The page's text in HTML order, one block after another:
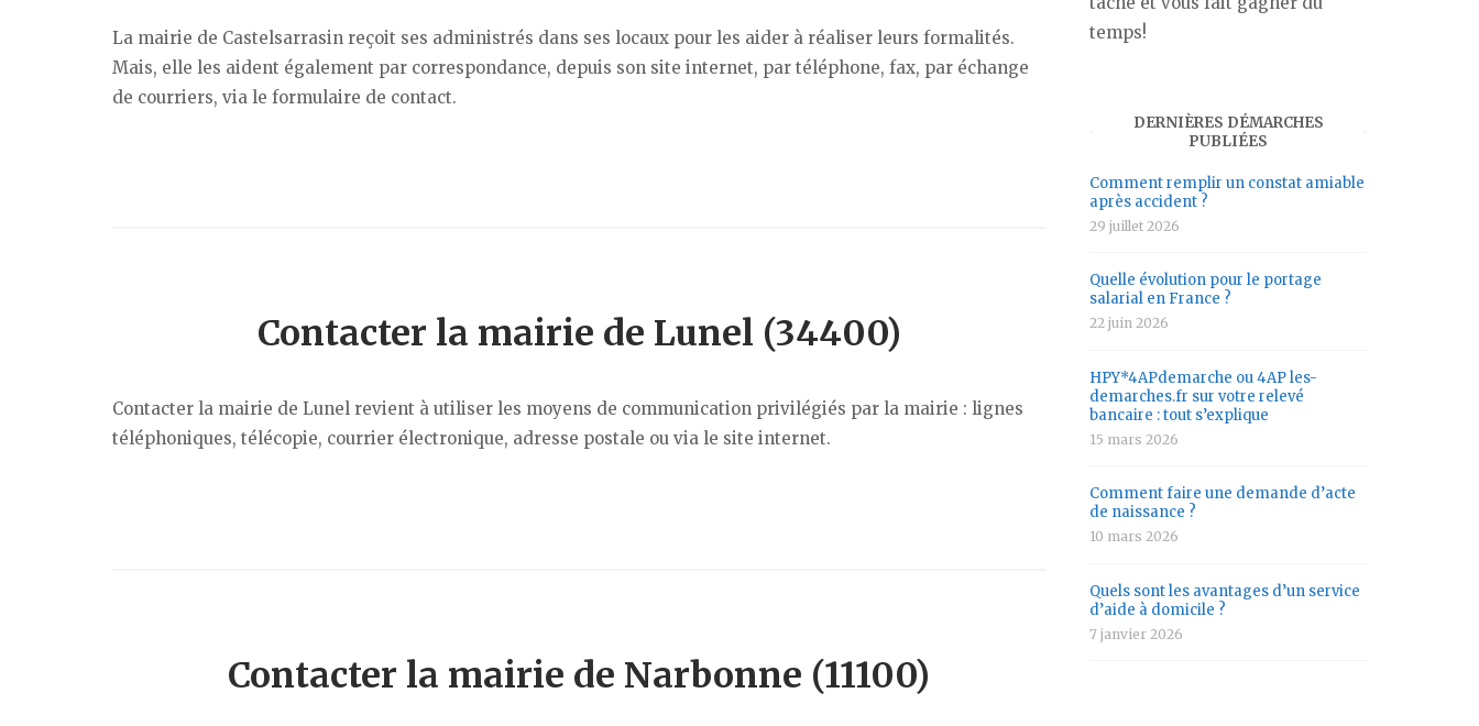
La mairie de Castelsarrasin reçoit ses administrés dans ses locaux pour les aider à réaliser leurs formalités.
Mais, elle les aident également par correspondance, depuis son site internet, par téléphone, fax, par échange
de courriers, via le formulaire de contact.
Contacter la mairie de Lunel (34400)
Contacter la mairie de Lunel revient à utiliser les moyens de communication privilégiés par la mairie : lignes
téléphoniques, télécopie, courrier électronique, adresse postale ou via le site internet.
Contacter la mairie de Narbonne (11100)
temps!
DERNIÈRES DÉMARCHES
PUBLIÉES
Comment remplir un constat amiable
après accident ?
29 juillet 2026
Quelle évolution pour le portage
salarial en France ?
22 juin 2026
HPY*4APdemarche ou 4AP les-
demarches.fr sur votre relevé
bancaire : tout s’explique
15 mars 2026
Comment faire une demande d’acte
de naissance ?
10 mars 2026
Quels sont les avantages d’un service
d’aide à domicile ?
7 janvier 2026